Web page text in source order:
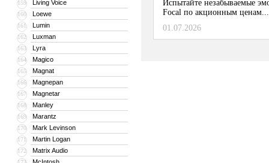
159 Living Voice
160 Loewe
161 Lumin
162 Luxman
163 Lyra
164 Magico
165 Magnat
166 Magnepan
167 Magnetar
168 Manley
169 Marantz
170 Mark Levinson
171 Martin Logan
172 Matrix Audio
Испытайте незабываемые
Focal по акционным
01.07.2026